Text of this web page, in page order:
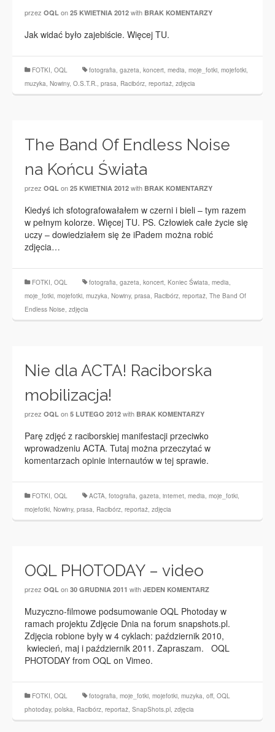
przez OQL on 25 KWIETNIA 2012 with BRAK KOMENTARZY
Jak widać było zajebiście. Więcej TU.
FOTKI, OQL fotografia, gazeta, koncert, media, moje_fotki, mojefotki,
muzyka, Nowiny, O.S.T.R., prasa, Racibórz, reportaż, zdjęcia
The Band Of Endless Noise
na Końcu Świata
przez OQL on 25 KWIETNIA 2012 with BRAK KOMENTARZY
Kiedyś ich sfotografowałałem w czerni i bieli – tym razem
w pełnym kolorze. Więcej TU. PS. Człowiek całe życie się
uczy – dowiedziałem się że iPadem można robić
zdjęcia…
FOTKI, OQL fotografia, gazeta, koncert, Koniec Świata, media,
moje_fotki, mojefotki, muzyka, Nowiny, prasa, Racibórz, reportaż, The Band Of
Endless Noise, zdjęcia
Nie dla ACTA! Raciborska
mobilizacja!
przez OQL on 5 LUTEGO 2012 with BRAK KOMENTARZY
Parę zdjęć z raciborskiej manifestacji przeciwko
wprowadzeniu ACTA. Tutaj można przeczytać w
komentarzach opinie internautów w tej sprawie.
FOTKI, OQL ACTA, fotografia, gazeta, internet, media, moje_fotki,
mojefotki, Nowiny, prasa, Racibórz, reportaż, zdjęcia
OQL PHOTODAY – video
przez OQL on 30 GRUDNIA 2011 with JEDEN KOMENTARZ
Muzyczno-filmowe podsumowanie OQL Photoday w
ramach projektu Zdjęcie Dnia na forum snapshots.pl.
Zdjęcia robione były w 4 cyklach: październik 2010,
kwiecień, maj i październik 2011. Zapraszam. OQL
PHOTODAY from OQL on Vimeo.
FOTKI, OQL fotografia, moje_fotki, mojefotki, muzyka, off, OQL
photoday, polska, Racibórz, reportaż, SnapShots.pl, zdjęcia